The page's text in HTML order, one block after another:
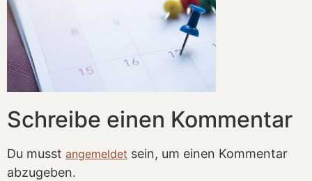
Schreibe einen Kommentar
Du musst angemeldet sein, um einen Kommentar
abzugeben.